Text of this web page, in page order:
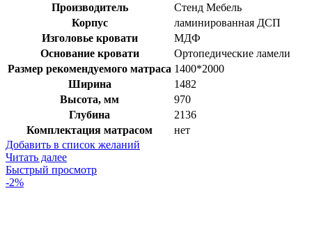
Производитель
Стенд Мебель
Корпус
ламинированная ДСП
Изголовье кровати
МДФ
Основание кровати
Ортопедические ламели
Размер рекомендуемого матраса 1400*2000
Ширина
1482
Высота, мм
970
Глубина
2136
Комплектация матрасом
нет
Добавить в список желаний
Читать далее
Быстрый просмотр
-2%